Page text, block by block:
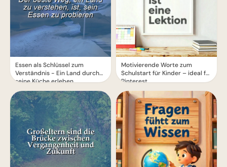
Essen als Schlüssel zum
Verständnis - Ein Land durch
seine Küche erleben
Motivierende Worte zum
Schulstart für Kinder – ideal für
Pinterest